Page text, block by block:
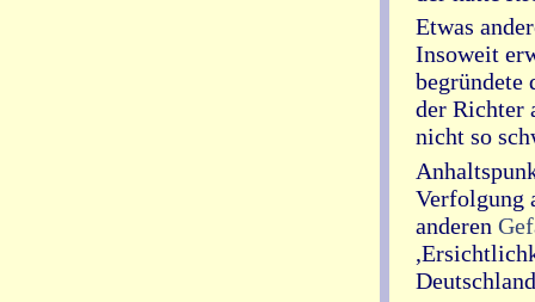
Etwas
Insoweit
begründete
der Richter
nicht so
Verfolgung
anderen